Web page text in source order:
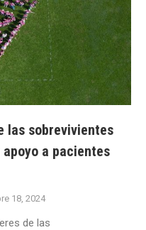
las sobrevivientes
a pacientes
18, 2024
de las